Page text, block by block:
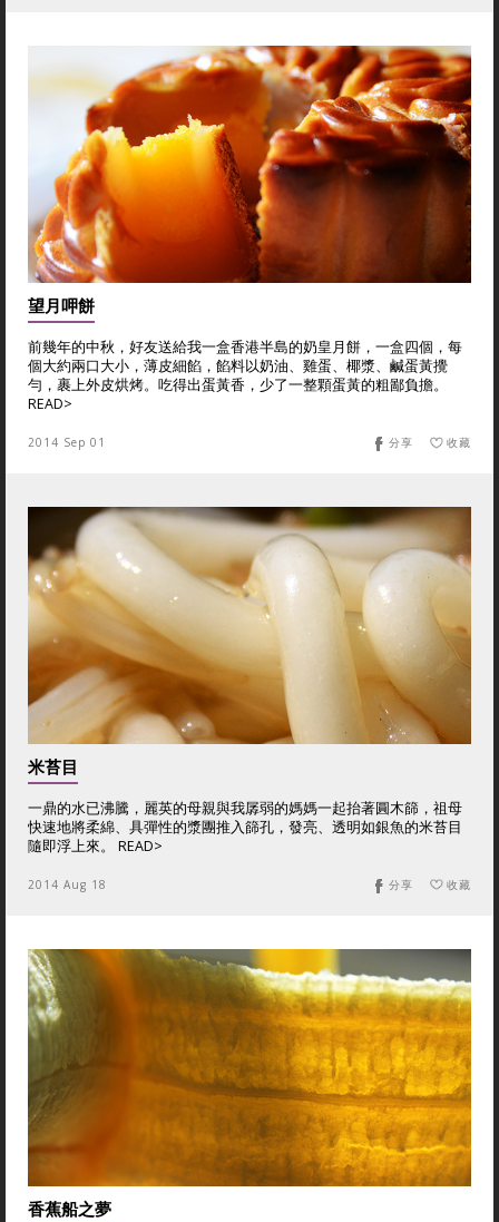
望月呷餅
前幾年的中秋，好友送給我一盒香港半島的奶皇月餅，一盒四個，每
個大約兩口大小，薄皮細餡，餡料以奶油、雞蛋、椰漿、鹹蛋黃攪
勻，裹上外皮烘烤。吃得出蛋黃香，少了一整顆蛋黃的粗鄙負擔。
READ>
2014 Sep 01 收藏
分享
米苔目
一鼎的水已沸騰，麗英的母親與我孱弱的媽媽一起抬著圓木篩，祖母
快速地將柔綿、具彈性的漿團推入篩孔，發亮、透明如銀魚的米苔目
隨即浮上來。 READ>
2014 Aug 18 收藏
分享
香蕉船之夢